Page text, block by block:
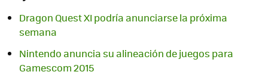
Dragon Quest XI podría anunciarse la próxima
semana
Nintendo anuncia su alineación de juegos para
Gamescom 2015